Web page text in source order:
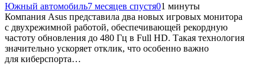
Южный автомобиль7 месяцев спустя01 минуты
Компания Asus представила два новых игровых монитора
с двухрежимной работой, обеспечивающей рекордную
частоту обновления до 480 Гц в Full HD. Такая технология
значительно ускоряет отклик, что особенно важно
для киберспорта…